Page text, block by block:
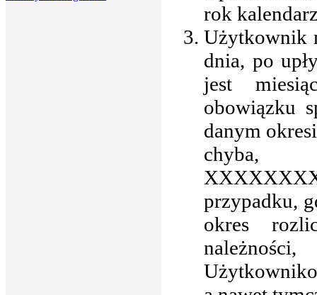
rok
Użytkownik
dnia, po
jest
obowiązku
danym
przypadku,
okres